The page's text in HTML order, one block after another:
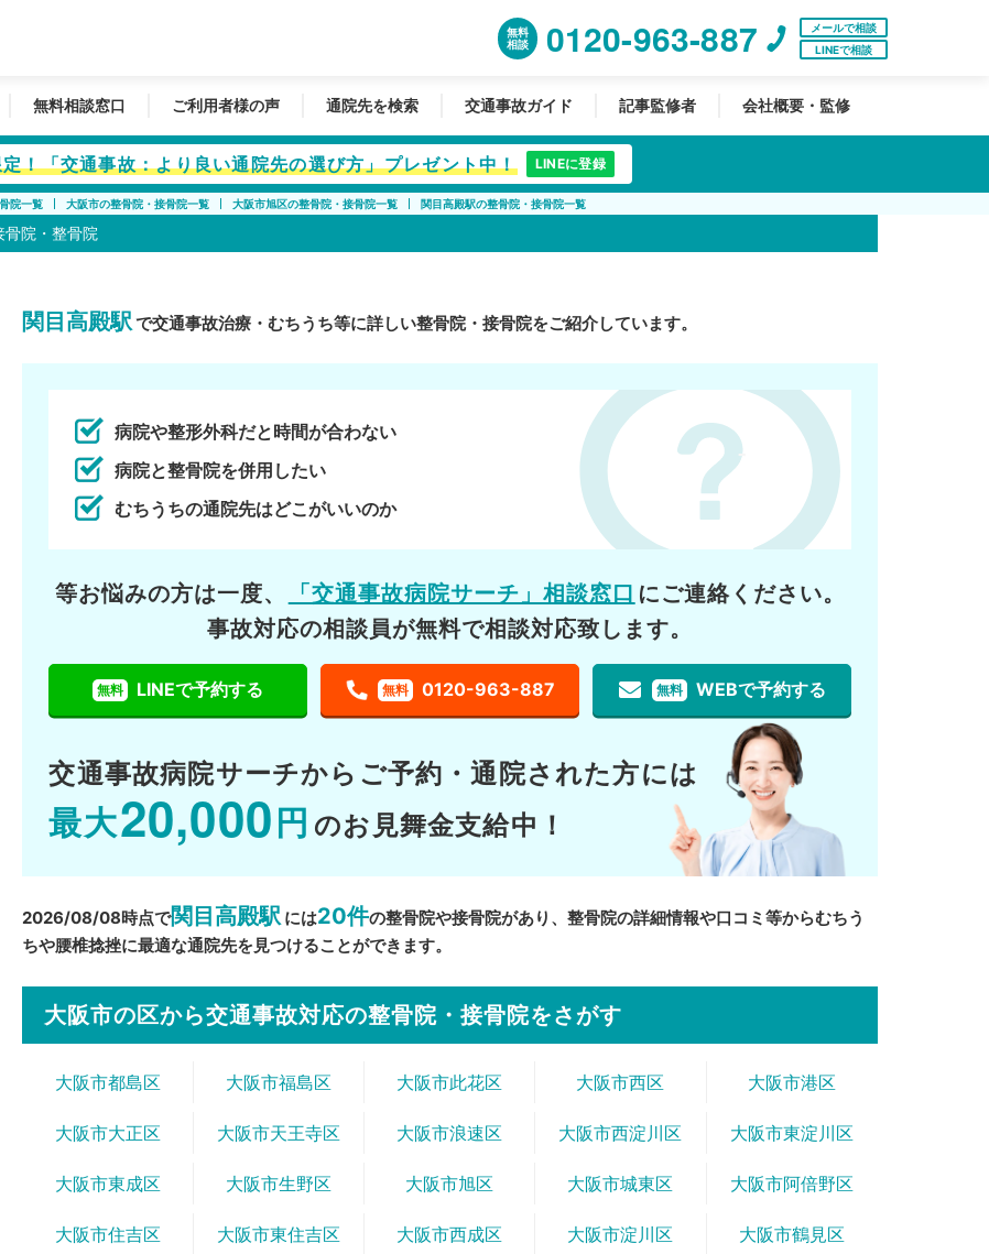
無料
相談
0120-963-887
メールで相談
LINEで相談
無料相談窓口 ご利用者様の声 通院先を検索 交通事故ガイド 記事監修者 会社概要・監修
！「交通事故：より良い通院先の選び方」プレゼント中！ LINEに登録
院一覧 大阪市の整骨院・接骨院一覧 大阪市旭区の整骨院・接骨院一覧 関目高殿駅の整骨院・接骨院一覧
院・整骨院
関目高殿駅で交通事故治療・むちうち等に詳しい整骨院・接骨院をご紹介しています。
病院や整形外科だと時間が合わない
病院と整骨院を併用したい
むちうちの通院先はどこがいいのか
等お悩みの方は一度、 「交通事故病院サーチ」相談窓口 にご連絡ください。
事故対応の相談員が無料で相談対応致します。
無料 LINEで予約する 無料 0120-963-887 無料 WEBで予約する
交通事故病院サーチから ご予約・通院された方には
最大20,000 円 のお見舞金支給中！
2026/08/08時点で関目高殿駅 には20件の整骨院や接骨院があり、整骨院の詳細情報や口コミ等からむちう
ちや腰椎捻挫に最適な通院先を見つけることができます。
大阪市の区から交通事故対応の整骨院・接骨院をさがす
大阪市都島区 大阪市福島区 大阪市此花区 大阪市西区 大阪市港区
大阪市大正区 大阪市天王寺区 大阪市浪速区 大阪市西淀川区 大阪市東淀川区
大阪市東成区 大阪市生野区 大阪市旭区 大阪市城東区 大阪市阿倍野区
大阪市住吉区 大阪市東住吉区 大阪市西成区 大阪市淀川区 大阪市鶴見区